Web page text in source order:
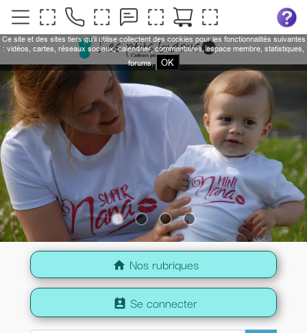
home Nos rubriques
perm_contact_calendar Se connecter
Ce site et des sites tiers qu'il utilise collectent des cookies pour les fonctionnalités suivantes
: vidéos, cartes, réseaux sociaux, calendrier, commentaires, espace membre, statistiques,
forums.
OK